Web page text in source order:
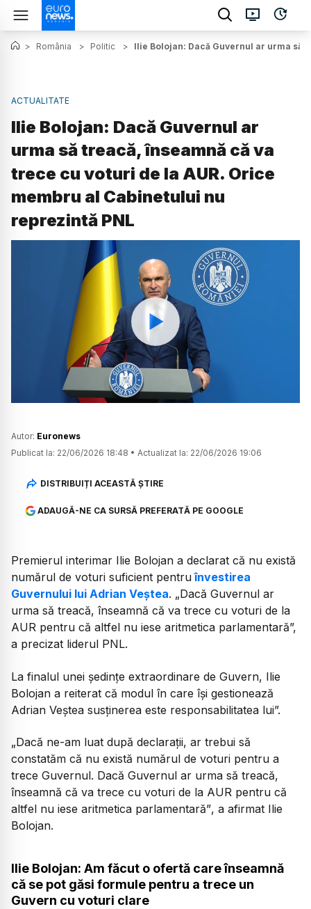
> România > Politic > Ilie Bolojan: Dacă Guvernul ar urma să
ACTUALITATE
Ilie Bolojan: Dacă Guvernul ar
urma să treacă, înseamnă că va
trece cu voturi de la AUR. Orice
membru al Cabinetului nu
reprezintă PNL
Watch
Autor: Euronews
Publicat la: 22/06/2026 18:48 • Actualizat la: 22/06/2026 19:06
DISTRIBUIȚI ACEASTĂ ȘTIRE
ADAUGĂ-NE CA SURSĂ PREFERATĂ PE GOOGLE
Premierul interimar Ilie Bolojan a declarat că nu există
numărul de voturi suficient pentruînvestirea
Guvernului lui Adrian Veștea. „Dacă Guvernul ar
urma să treacă, înseamnă că va trece cu voturi de la
AUR pentru că altfel nu iese aritmetica parlamentară”,
a precizat liderul PNL.
La finalul unei ședințe extraordinare de Guvern, Ilie
Bolojan a reiterat că modul în care își gestionează
Adrian Veștea susținerea este responsabilitatea lui”.
„Dacă ne-am luat după declarații, ar trebui să
constatăm că nu există numărul de voturi pentru a
trece Guvernul. Dacă Guvernul ar urma să treacă,
înseamnă că va trece cu voturi de la AUR pentru că
altfel nu iese aritmetica parlamentară”, a afirmat Ilie
Bolojan.
Ilie Bolojan: Am făcut o ofertă care înseamnă
că se pot găsi formule pentru a trece un
Guvern cu voturi clare